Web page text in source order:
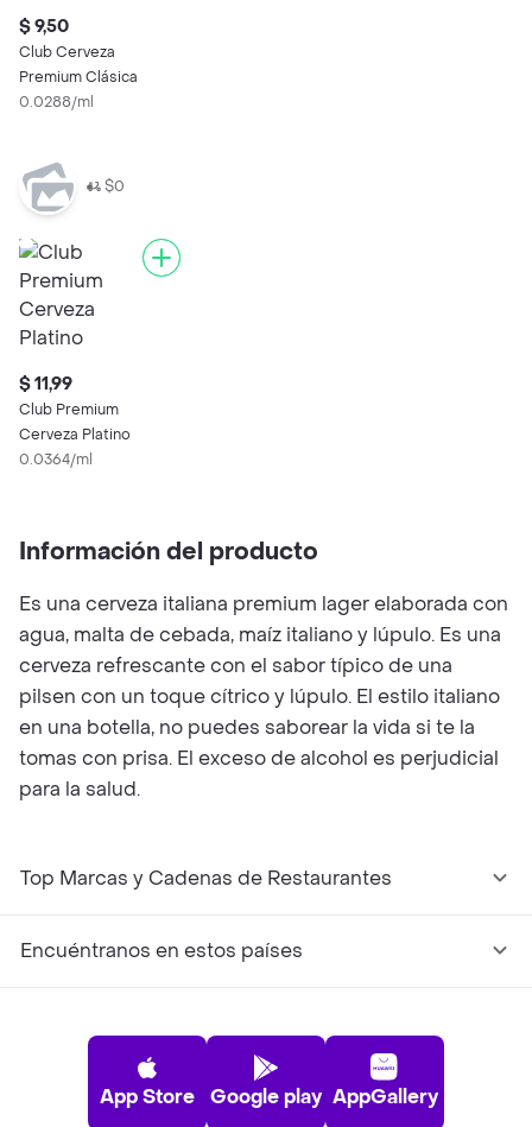
$ 9,50
Club Cerveza
Premium Clásica
0.0288/ml
$0
$ 11,99
Club Premium
Cerveza Platino
0.0364/ml
Información del producto
Es una cerveza italiana premium lager elaborada con
agua, malta de cebada, maíz italiano y lúpulo. Es una
cerveza refrescante con el sabor típico de una
pilsen con un toque cítrico y lúpulo. El estilo italiano
en una botella, no puedes saborear la vida si te la
tomas con prisa. El exceso de alcohol es perjudicial
para la salud.
Top Marcas y Cadenas de Restaurantes
Encuéntranos en estos países
App Store Google play AppGallery